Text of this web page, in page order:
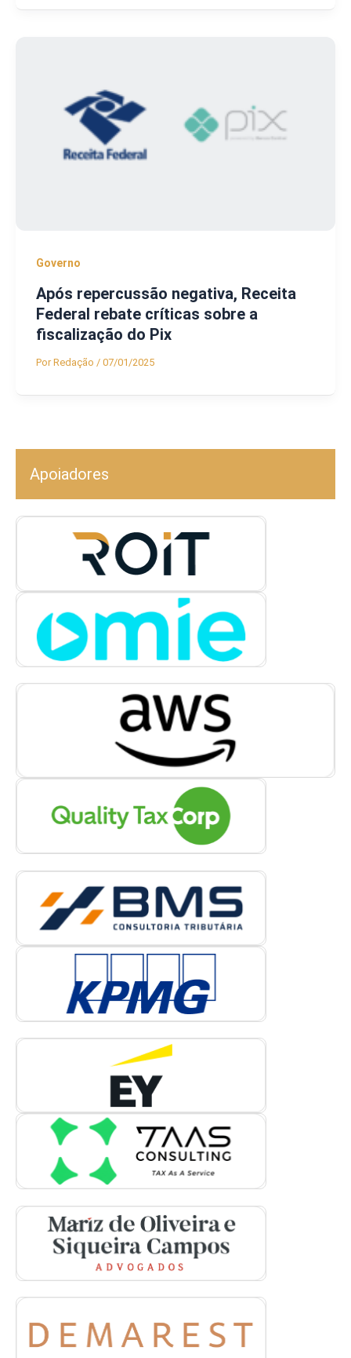
Governo
Após repercussão negativa, Receita
Federal rebate críticas sobre a
fiscalização do Pix
PorRedação / 07/01/2025
Apoiadores